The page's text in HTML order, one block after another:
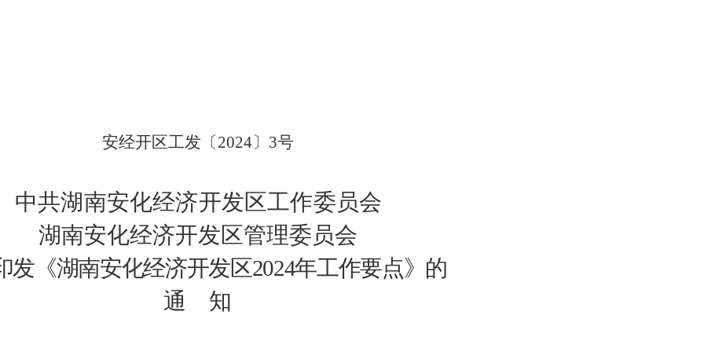
安经开区工发〔2024〕 3号
中共湖南安化经济开发区工作委员会
湖南安化经济开发区管理委员会
发 《湖南安化经济开发区2024年工作要点》 的
通
知